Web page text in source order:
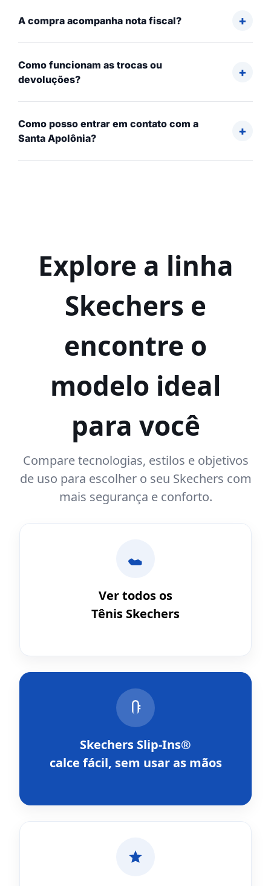
A compra acompanha nota fiscal?
Como funcionam as trocas ou
devoluções?
Como posso entrar em contato com a
Santa Apolônia?
Explore a linha
Skechers e
encontre o
modelo ideal
para você
Compare tecnologias, estilos e objetivos
de uso para escolher o seu Skechers com
mais segurança e conforto.
Ver todos os
Tênis Skechers
Skechers Slip-Ins®
calce fácil, sem usar as mãos